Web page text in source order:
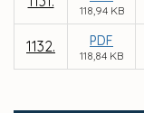
118,94 KB
1132. PDF
118,84 KB